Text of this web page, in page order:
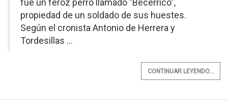
fue un feroz perro llamado "Becerrico",
propiedad de un soldado de sus huestes.
Según el cronista Antonio de Herrera y
Tordesillas ...
CONTINUAR LEYENDO...